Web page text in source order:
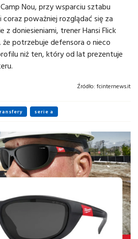
Nou, przy wsparciu sztabu
poważniej rozglądać się za
doniesieniami, trener Hansi Flick
że potrzebuje defensora o nieco
niż ten, który od lat prezentuje
Źródło: fcinternews.it
serie a